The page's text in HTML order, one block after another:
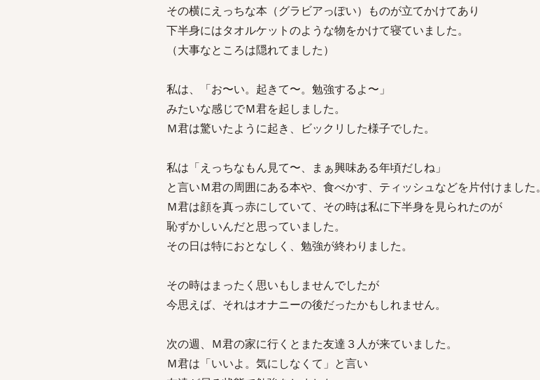
その横にえっちな本（グラビアっぽい）ものが立てかけてあり
下半身にはタオルケットのような物をかけて寝ていました。
（大事なところは隠れてました）
私は、「お〜い。起きて〜。勉強するよ〜」
みたいな感じでＭ君を起しました。
Ｍ君は驚いたように起き、ビックリした様子でした。
私は「えっちなもん見て〜、まぁ興味ある年頃だしね」
と言いＭ君の周囲にある本や、食べかす、ティッシュなどを片付けました。
Ｍ君は顔を真っ赤にしていて、その時は私に下半身を見られたのが
恥ずかしいんだと思っていました。
その日は特におとなしく、勉強が終わりました。
その時はまったく思いもしませんでしたが
今思えば、それはオナニーの後だったかもしれません。
次の週、Ｍ君の家に行くとまた友達３人が来ていました。
Ｍ君は「いいよ。気にしなくて」と言い